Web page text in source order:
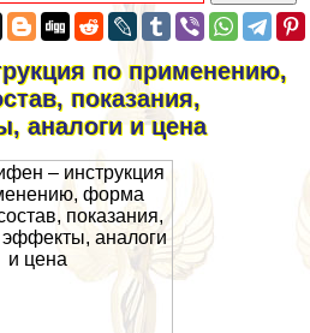
по применению,
показания,
аналоги и цена